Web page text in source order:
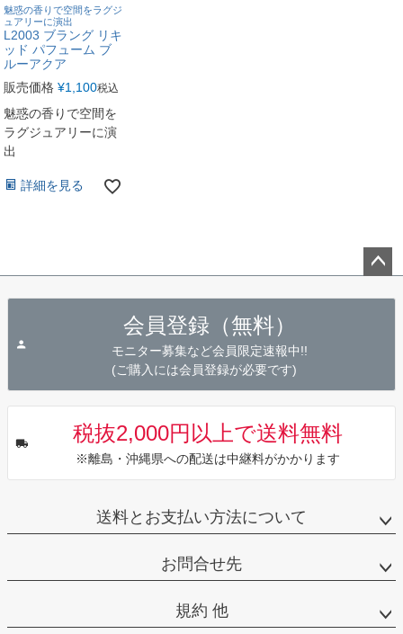
魅惑の香りで空間をラグジ
ュアリーに演出
L2003 ブラング リキ
ッド パフューム ブ
ルーアクア
販売価格 ¥1,100税込
魅惑の香りで空間を
ラグジュアリーに演
出
詳細を見る
会員登録（無料）
モニター募集など会員限定速報中!!
(ご購入には会員登録が必要です)
税抜2,000円以上で送料無料
※離島・沖縄県への配送は中継料がかかります
送料とお支払い方法について
お問合せ先
規約 他